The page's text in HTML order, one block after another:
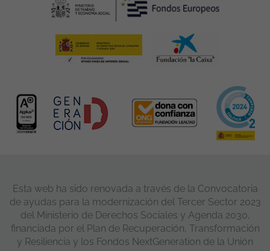
Esta web ha sido renovada a través de la Convocatoria
de ayudas para la modernización del Tercer Sector 2023
del Ministerio de Derechos Sociales y Agenda 2030,
financiada por el Plan de Recuperación, Transformación
y Resiliencia y los Fondos NextGeneration de la Unión